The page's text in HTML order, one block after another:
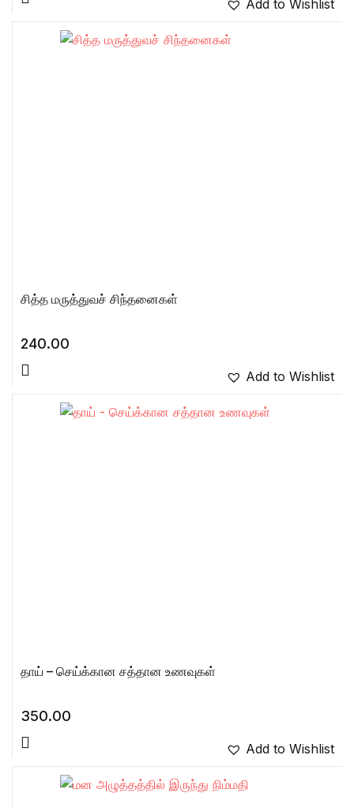
Add to Wishlist
சித்த மருத்துவச் சிந்தனைகள்
240.00
Add to Wishlist
தாய் – செய்க்கான சத்தான உணவுகள்
350.00
Add to Wishlist